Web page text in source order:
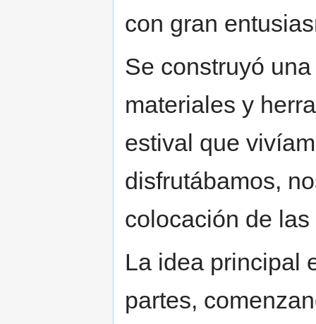
con gran
Se construyó
materiales y
estival que
disfrutábamos,
colocación de
La idea principal
partes,